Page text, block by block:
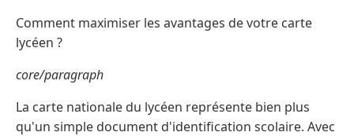
Comment maximiser les avantages de votre carte
lycéen ?
core/paragraph
La carte nationale du lycéen représente bien plus
qu'un simple document d'identification scolaire. Avec